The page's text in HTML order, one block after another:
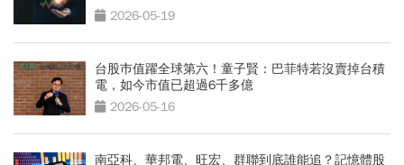
2026-05-19
台股巿值躍全球第六！童子賢：巴菲特若沒賣掉台積
電，如今市值已超過6千多億
2026-05-16
南亞科、華邦電、旺宏、群聯到底誰能追？記憶體股